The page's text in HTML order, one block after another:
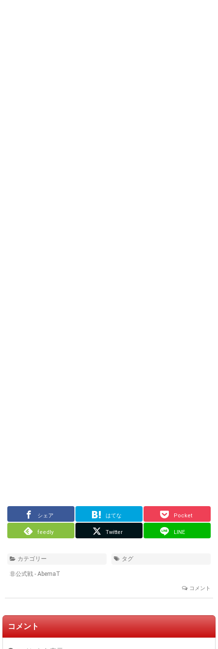
シェア はてな Pocket
feedly Twitter LINE
カテゴリー
非公式戦 - AbemaT
タグ
コメント
コメント